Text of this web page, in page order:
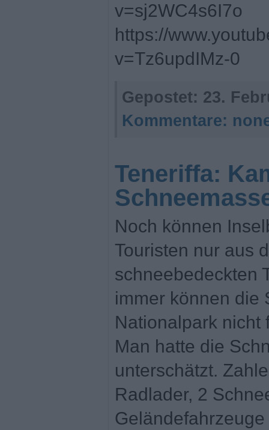
v=sj2WC4s6I7o
https://
v=Tz6updIMz-0
Gepostet: 23.
Kommentare:
Teneriffa:
Noch können
Touristen nur aus
schneebedeckten
immer können die
Nationalpark nicht
Man hatte die
unterschätzt.
Radlader, 2